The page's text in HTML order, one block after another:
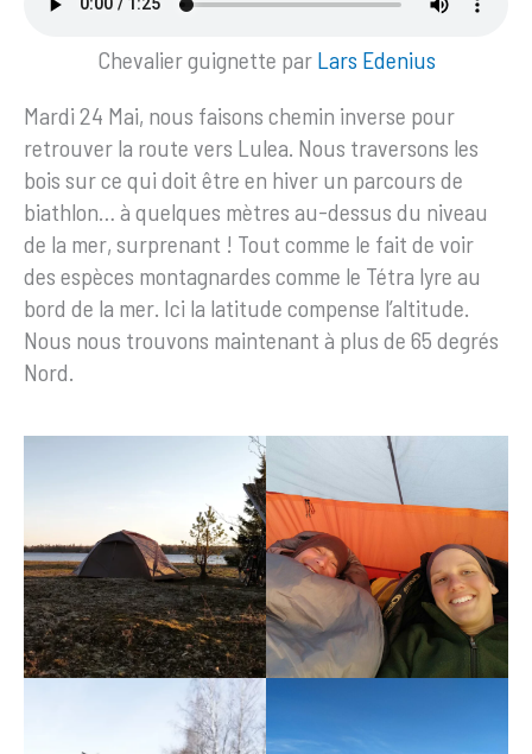
Chevalier guignette par Lars Edenius
Mardi 24 Mai, nous faisons chemin inverse pour
retrouver la route vers Lulea. Nous traversons les
bois sur ce qui doit être en hiver un parcours de
biathlon… à quelques mètres au-dessus du niveau
de la mer, surprenant ! Tout comme le fait de voir
des espèces montagnardes comme le Tétra lyre au
bord de la mer. Ici la latitude compense l’altitude.
Nous nous trouvons maintenant à plus de 65 degrés
Nord.